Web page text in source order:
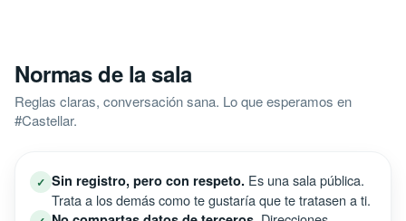
Normas de la sala
Reglas claras, conversación sana. Lo que esperamos en
#Castellar.
✓ Sin registro, pero con respeto. Es una sala pública.
Trata a los demás como te gustaría que te tratasen a ti.